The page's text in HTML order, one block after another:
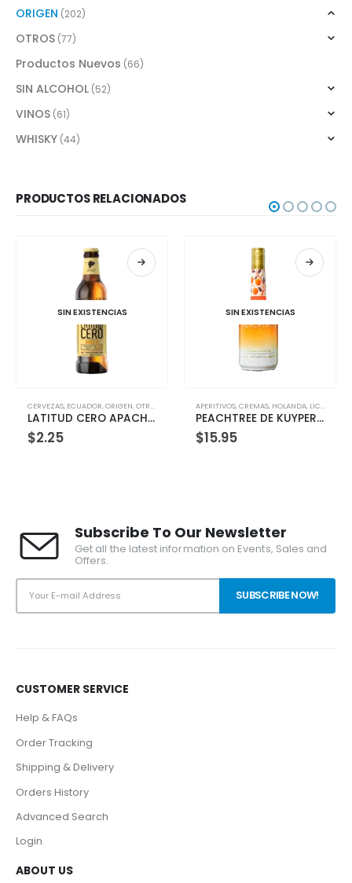
ORIGEN (202)
OTROS (77)
Productos Nuevos (66)
SIN ALCOHOL (52)
VINOS (61)
WHISKY (44)
PRODUCTOS RELACIONADOS
SIN EXISTENCIAS
APERITIVOS,CREMAS,HOLANDA,LICORES MEZCLADORES,ORIGEN,OTROS,TIPO
PEACHTREE DE KUYPER 700ML
$15.95
SIN EXISTENCIAS
OTROS,RTD
FUSSION MARGARITA PET 1500 ML
$3.07
Subscribe To Our Newsletter
Get all the latest information on Events, Sales and
Offers.
CUSTOMER SERVICE
Help & FAQs
Order Tracking
Shipping & Delivery
Orders History
Advanced Search
Login
ABOUT US